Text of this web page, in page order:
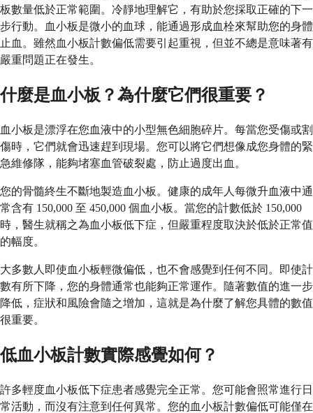
板數量低於正常範圍。冷靜地理解它，有助於您採取正確的下一
步行動。血小板是微小的血球，能通過形成血栓來幫助您的身體
止血。雖然血小板計數偏低需要引起重視，但並不總是意味著有
嚴重問題正在發生。
什麼是血小板？為什麼它們很重要？
血小板是漂浮在您血液中的小型無色細胞碎片。每當您受傷或割
傷時，它們就會迅速趕到現場。您可以將它們想像成您身體的緊
急維修隊，能夠堵塞血管破裂處，防止過度出血。
您的骨髓終生不斷地製造血小板。健康的成年人每微升血液中通
常含有 150,000 至 450,000 個血小板。當您的計數低於 150,000
時，醫生就稱之為血小板低下症，但嚴重程度取決於低於正常值
的幅度。
大多數人即使血小板輕微偏低，也不會感覺到任何不同。即使計
數有所下降，您的身體通常也能夠正常運作。隨著數值的進一步
降低，症狀和風險會隨之增加，這就是為什麼了解您具體的數值
很重要。
低血小板計數實際感覺如何？
許多輕度血小板低下症患者感覺完全正常。您可能會照常進行日
常活動，而沒有注意到任何異常。您的血小板計數偏低可能僅在